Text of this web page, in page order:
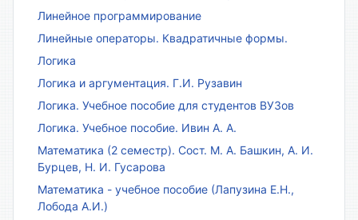
Линейное программирование
Линейные операторы. Квадратичные формы.
Логика
Логика и аргументация. Г.И. Рузавин
Логика. Учебное пособие для студентов ВУЗов
Логика. Учебное пособие. Ивин А. А.
Математика (2 семестр). Сост. М. А. Башкин, А. И.
Бурцев, Н. И. Гусарова
Математика - учебное пособие (Лапузина Е.Н.,
Лобода А.И.)